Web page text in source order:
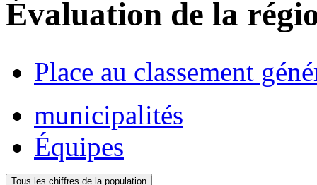
Évaluation de la
Place au classement
municipalités
Équipes
Tous les chiffres de la population